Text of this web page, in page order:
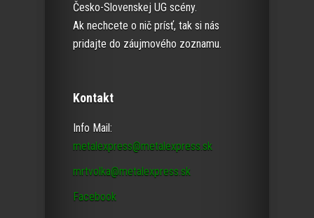
Česko-Slovenskej UG scény.
Ak nechcete o nič prísť, tak si nás
pridajte do záujmového zoznamu.
Kontakt
Info Mail:
metalexpress@metalexpress.sk
mrtvolka@metalexpress.sk
Facebook